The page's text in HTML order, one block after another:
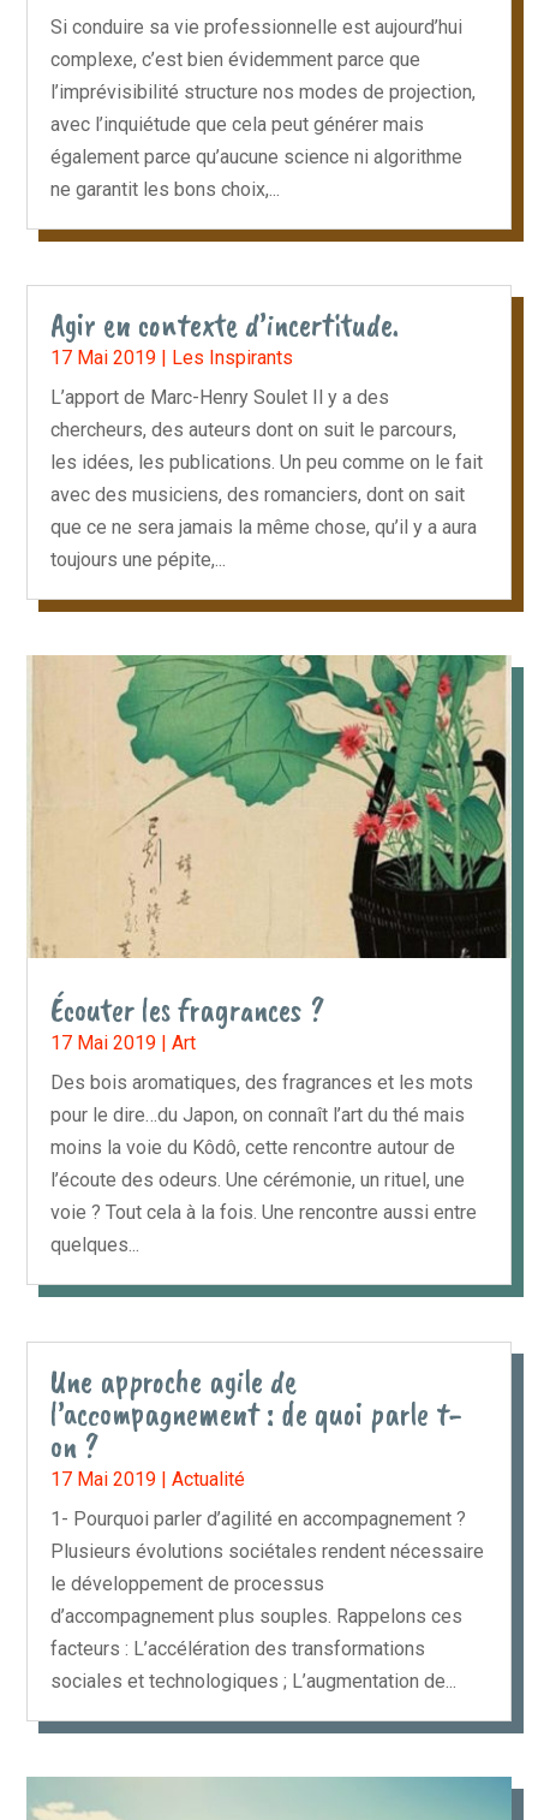
Si conduire sa vie professionnelle est aujourd’hui
complexe, c’est bien évidemment parce que
l’imprévisibilité structure nos modes de projection,
avec l’inquiétude que cela peut générer mais
également parce qu’aucune science ni algorithme
ne garantit les bons choix,...
Agir en contexte d’incertitude.
17 Mai 2019 | Les Inspirants
L’apport de Marc-Henry Soulet Il y a des
chercheurs, des auteurs dont on suit le parcours,
les idées, les publications. Un peu comme on le fait
avec des musiciens, des romanciers, dont on sait
que ce ne sera jamais la même chose, qu’il y a aura
toujours une pépite,...
Écouter les fragrances ?
17 Mai 2019 |Art
Des bois aromatiques, des fragrances et les mots
pour le dire…du Japon, on connaît l’art du thé mais
moins la voie du Kôdô, cette rencontre autour de
l’écoute des odeurs. Une cérémonie, un rituel, une
voie ? Tout cela à la fois. Une rencontre aussi entre
quelques...
Une approche agile de
l’accompagnement : de quoi parle t-
on ?
17 Mai 2019 |Actualité
1- Pourquoi parler d’agilité en accompagnement ?
Plusieurs évolutions sociétales rendent nécessaire
le développement de processus
d’accompagnement plus souples. Rappelons ces
facteurs : L’accélération des transformations
sociales et technologiques ; L’augmentation de...